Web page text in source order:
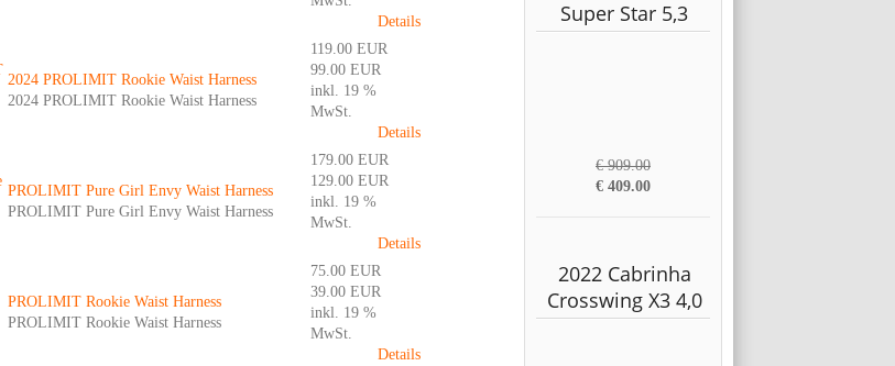
Super Star 5,3
€ 909.00
€ 409.00
2022 Cabrinha
Crosswing X3 4,0
Details
2024 PROLIMIT Rookie Waist Harness
2024 PROLIMIT Rookie Waist Harness
119.00 EUR
99.00 EUR
inkl. 19 %
MwSt.
Details
PROLIMIT Pure Girl Envy Waist Harness
PROLIMIT Pure Girl Envy Waist Harness
179.00 EUR
129.00 EUR
inkl. 19 %
MwSt.
Details
PROLIMIT Rookie Waist Harness
PROLIMIT Rookie Waist Harness
75.00 EUR
39.00 EUR
inkl. 19 %
MwSt.
Details